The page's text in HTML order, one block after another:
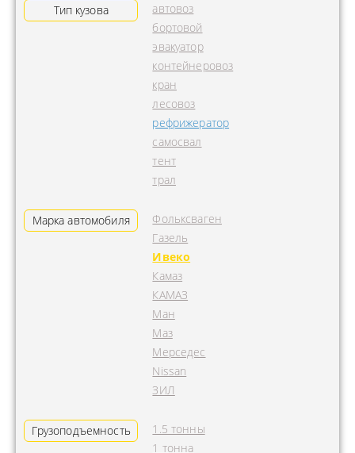
Тип кузова
автовоз
бортовой
эвакуатор
контейнеровоз
кран
лесовоз
рефрижератор
самосвал
тент
трал
Марка автомобиля
Фольксваген
Газель
Ивеко
Камаз
КАМАЗ
Ман
Маз
Мерседес
Nissan
ЗИЛ
Грузоподъемность
1.5 тонны
1 тонна